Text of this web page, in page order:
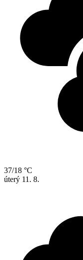
37/18 °C
úterý 11. 8.